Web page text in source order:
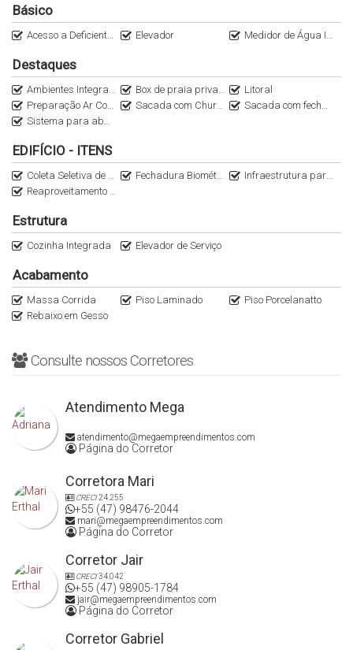
Básico
Acesso a Deficientes Elevador Medidor de Água Individual
Destaques
Ambientes Integrados Box de praia privativo
Litoral
Preparação Ar Condicionado Split
Sacada com Churrasqueira
Sacada com fechamento em Vidro
Sistema para abastecimento de carro elétrico
EDIFÍCIO - ITENS
Coleta Seletiva de Lixo Fechadura Biométrica
Infraestrutura para Água Quente
Reaproveitamento da Água das Chuvas para Áreas Comuns
Estrutura
Cozinha Integrada Elevador de Serviço
Acabamento
Massa Corrida Piso Laminado
Piso Porcelanatto
Rebaixo em Gesso
Consulte nossos Corretores
Atendimento Mega
atendimento@megaempreendimentos.com
Página do Corretor
Corretora Mari
CRECI24.255
+55 (47) 98476-2044
mari@megaempreendimentos.com
Página do Corretor
Corretor Jair
CRECI34.042
+55 (47) 98905-1784
jair@megaempreendimentos.com
Página do Corretor
Corretor Gabriel